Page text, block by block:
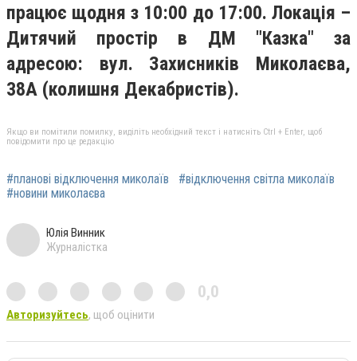
працює щодня з 10:00 до 17:00. Локація –
Дитячий простір в ДМ "Казка" за
адресою: вул. Захисників Миколаєва,
38А (колишня Декабристів).
Якщо ви помітили помилку, виділіть необхідний текст і натисніть Ctrl + Enter, щоб
повідомити про це редакцію
#планові відключення миколаїв
#відключення світла миколаїв
#новини миколаєва
Юлія Винник
Журналістка
0,0
Авторизуйтесь, щоб оцінити